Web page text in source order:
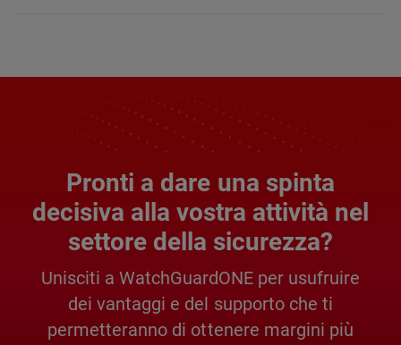
Pronti a dare una spinta
decisiva alla vostra attività nel
settore della sicurezza?
Unisciti a WatchGuardONE per usufruire
dei vantaggi e del supporto che ti
permetteranno di ottenere margini più